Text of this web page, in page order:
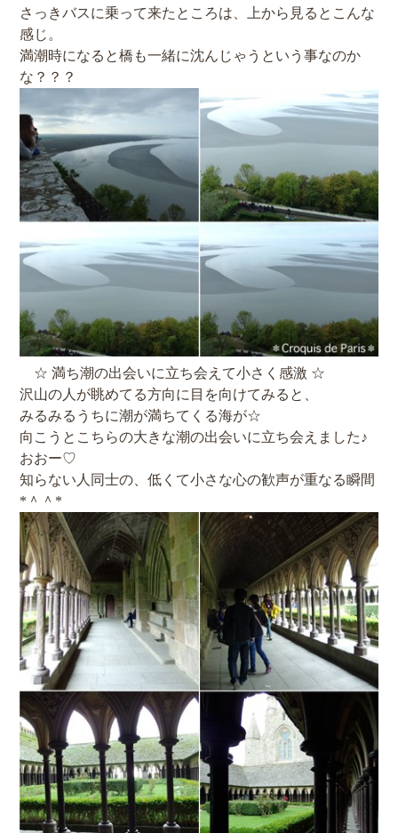
さっきバスに乗って来たところは、上から見るとこんな
感じ。
満潮時になると橋も一緒に沈んじゃうという事なのか
な？？？
☆ 満ち潮の出会いに立ち会えて小さく感激 ☆
沢山の人が眺めてる方向に目を向けてみると、
みるみるうちに潮が満ちてくる海が☆
向こうとこちらの大きな潮の出会いに立ち会えました♪
おおー♡
知らない人同士の、低くて小さな心の歓声が重なる瞬間
*＾＾*